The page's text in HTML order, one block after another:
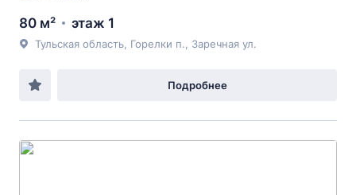
80 м² этаж 1
Тульская область, Горелки п., Заречная ул.
Подробнее